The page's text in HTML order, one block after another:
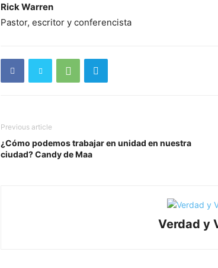
Rick Warren
Pastor, escritor y conferencista
Previous article
¿Cómo podemos trabajar en unidad en nuestra
ciudad? Candy de Maa
Verdad y